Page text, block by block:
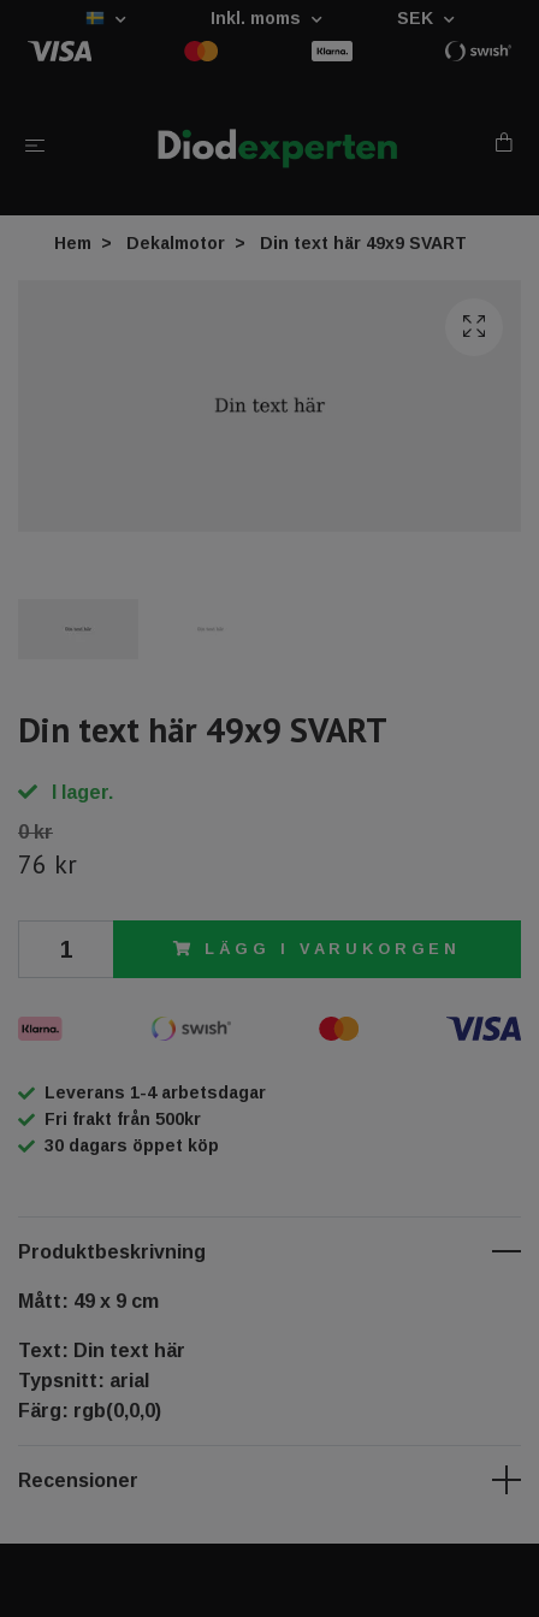
Inkl. moms SEK
Hem Dekalmotor Din text här 49x9 SVART
Din text här 49x9 SVART
I lager.
0 kr
76 kr
LÄGG I VARUKORGEN
Leverans 1-4 arbetsdagar
Fri frakt från 500kr
30 dagars öppet köp
Produktbeskrivning
Mått: 49 x 9 cm
Text: Din text här
Typsnitt: arial
Färg: rgb(0,0,0)
Recensioner